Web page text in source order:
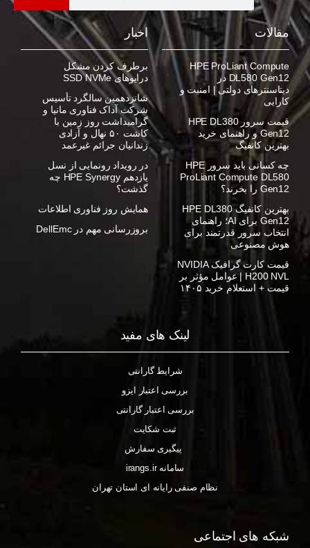
مقالات
HPE ProLiant Compute
DL580 Gen12 در
دیتاسنترهای دولتی | امنیت و
کارایی
قیمت سرور HPE DL380
Gen12 و راهنمای خرید
بهترین کانفیگ
چه کسانی باید سرور HPE
ProLiant Compute DL580
Gen12 را بخرند؟
بهترین کانفیگ HPE DL380
Gen12 برای AI؛ راهنمای
انتخاب سرور قدرتمند برای
هوش مصنوعی
قیمت کارت گرافیک NVIDIA
H200 NVL | عوامل مؤثر بر
قیمت + استعلام خرید ۱۴۰۵
اخبار
برطرف کردن مشکل
درایوهای SSD NVMe
شانزدهمین سالگرد تأسیس
شرکت آداک فناوری مانیا و
گرامیداشت روز زمین با
کاشت ۵۰ نهال و آزادی
زندانیان جرائم غیرعمد
در رویداد رونمایی از نسل
یازدهم HPE Synergy چه
گذشت؟
همایش روز فناوری اطلاعات
بروزرسانی مهم در DellEmc
لینک های مفید
شرایط گارانتی
بررسی اعتبار ایزو
بررسی اعتبار گارانتی
ثبت شکایت
پیگیری سفارش
سامانه irangs.ir
نظام صنفی رایانه ای استان تهران
شبکه های اجتماعی